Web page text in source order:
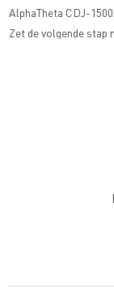
AlphaTheta CDJ-
Zet de volgende stap